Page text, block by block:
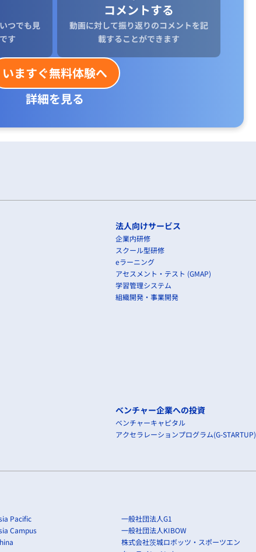
つでも見
す
コメントする
動画に対して振り返りのコメントを記
載することができます
いますぐ無料体験へ
詳細を見る
法人向けサービス
企業内研修
スクール型研修
eラーニング
アセスメント・テスト (GMAP)
学習管理システム
組織開発・事業開発
ベンチャー企業への投資
ベンチャーキャピタル
アクセラレーションプログラム(G-STARTUP)
Pacific
Campus
一般社団法人G1
一般社団法人KIBOW
株式会社茨城ロボッツ・スポーツエン